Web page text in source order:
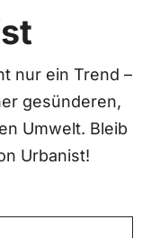
nur ein Trend –
gesünderen,
Umwelt. Bleib
Urbanist!